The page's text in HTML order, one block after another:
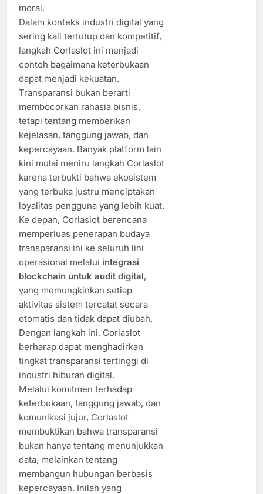
moral.
Dalam konteks industri digital yang
sering kali tertutup dan kompetitif,
langkah Corlaslot ini menjadi
contoh bagaimana keterbukaan
dapat menjadi kekuatan.
Transparansi bukan berarti
membocorkan rahasia bisnis,
tetapi tentang memberikan
kejelasan, tanggung jawab, dan
kepercayaan. Banyak platform lain
kini mulai meniru langkah Corlaslot
karena terbukti bahwa ekosistem
yang terbuka justru menciptakan
loyalitas pengguna yang lebih kuat.
Ke depan, Corlaslot berencana
memperluas penerapan budaya
transparansi ini ke seluruh lini
operasional melalui integrasi
blockchain untuk audit digital,
yang memungkinkan setiap
aktivitas sistem tercatat secara
otomatis dan tidak dapat diubah.
Dengan langkah ini, Corlaslot
berharap dapat menghadirkan
tingkat transparansi tertinggi di
industri hiburan digital.
Melalui komitmen terhadap
keterbukaan, tanggung jawab, dan
komunikasi jujur, Corlaslot
membuktikan bahwa transparansi
bukan hanya tentang menunjukkan
data, melainkan tentang
membangun hubungan berbasis
kepercayaan. Inilah yang